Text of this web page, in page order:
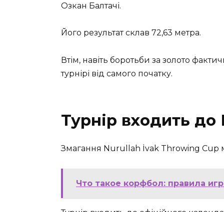
Озкан Балтачі.
Його результат склав 72,63 метра.
Втім, навіть боротьби за золото
турнірі від самого початку.
Турнір входить до
Змагання Nurullah İvak Throwing Cup
Что такое корфбол: правила